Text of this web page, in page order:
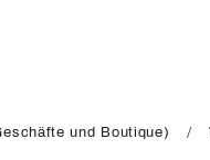
und Boutique)